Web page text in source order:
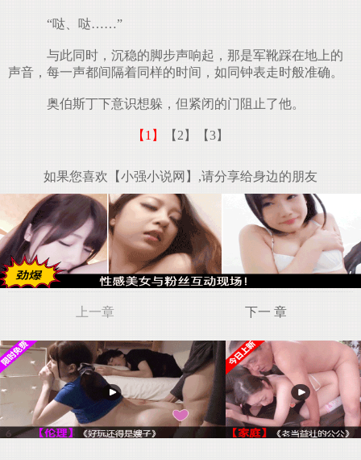
“哒、哒……”
与此同时，沉稳的脚步声响起，那是军靴踩在地上的
声音，每一声都间隔着同样的时间，如同钟表走时般准确。
奥伯斯丁下意识想躲，但紧闭的门阻止了他。
【1】 【2】 【3】
如果您喜欢【小强小说网】,请分享给身边的朋友
上一章 下一 章